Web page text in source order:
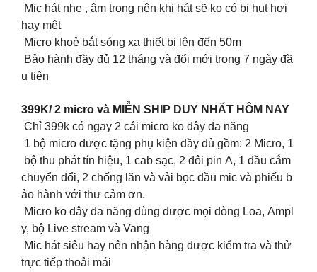
Mic hát nhẹ , âm trong nên khi hát sẽ ko có bị hụt hơi
hay mệt
Micro khoẻ bắt sóng xa thiết bị lên đến 50m
Bảo hành đầy đủ 12 tháng và đổi mới trong 7 ngày đầ
u tiên
399K/ 2 micro và MIỄN SHIP DUY NHẤT HÔM NAY
Chỉ 399k có ngay 2 cái micro ko đây đa năng
1 bộ micro được tặng phụ kiện đầy đủ gồm: 2 Micro, 1
bộ thu phát tín hiệu, 1 cab sạc, 2 đôi pin A, 1 đầu cắm
chuyển đổi, 2 chống lăn và vải bọc đầu mic và phiếu b
ảo hành với thư cảm ơn.
Micro ko dây đa năng dùng được mọi dòng Loa, Ampl
y, bộ Live stream và Vang
Mic hát siêu hay nên nhận hàng được kiểm tra và thử
trực tiếp thoải mái